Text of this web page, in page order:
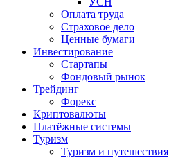
Оплата труда
Страховое дело
Ценные бумаги
Инвестирование
Стартапы
Фондовый рынок
Трейдинг
Форекс
Криптовалюты
Платёжные системы
Туризм
Туризм и путешествия